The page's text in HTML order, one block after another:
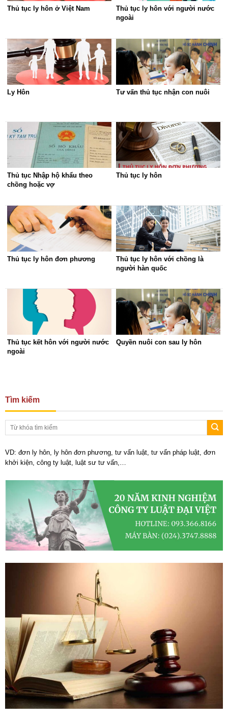
Thủ tục ly hôn ở Việt Nam
Thủ tục ly hôn với người nước
ngoài
Ly Hôn Tư vấn thủ tục nhận con nuôi
Thủ tục Nhập hộ khẩu theo
chồng hoặc vợ
Thủ tục ly hôn
Thủ tục ly hôn đơn phương
Thủ tục ly hôn với chồng là
người hàn quốc
Thủ tục kết hôn với người nước
ngoài
Quyền nuôi con sau ly hôn
Tìm kiếm
VD: đơn ly hôn, ly hôn đơn phương, tư vấn luật, tư vấn pháp luật, đơn
khởi kiện, công ty luật, luật sư tư vấn,…